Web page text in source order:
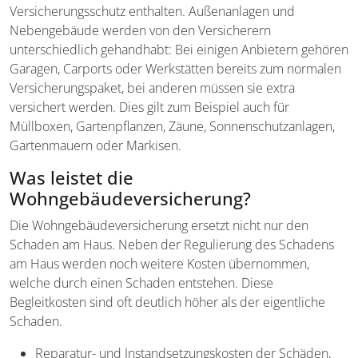
Versicherungsschutz enthalten. Außenanlagen und
Nebengebäude werden von den Versicherern
unterschiedlich gehandhabt: Bei einigen Anbietern gehören
Garagen, Carports oder Werkstätten bereits zum normalen
Versicherungspaket, bei anderen müssen sie extra
versichert werden. Dies gilt zum Beispiel auch für
Müllboxen, Gartenpflanzen, Zäune, Sonnenschutzanlagen,
Gartenmauern oder Markisen.
Was leistet die
Wohngebäudeversicherung?
Die Wohngebäudeversicherung ersetzt nicht nur den
Schaden am Haus. Neben der Regulierung des Schadens
am Haus werden noch weitere Kosten übernommen,
welche durch einen Schaden entstehen. Diese
Begleitkosten sind oft deutlich höher als der eigentliche
Schaden.
Reparatur- und Instandsetzungskosten der Schäden,